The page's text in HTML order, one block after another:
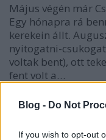
Blog - Do Not
If you wish to opt-out
Május végén már
Egy hónapra rá
kerekein állt.
nyitogatni-
voltak bent), ott
fent volt a…
Alagút vége?
lámpája…